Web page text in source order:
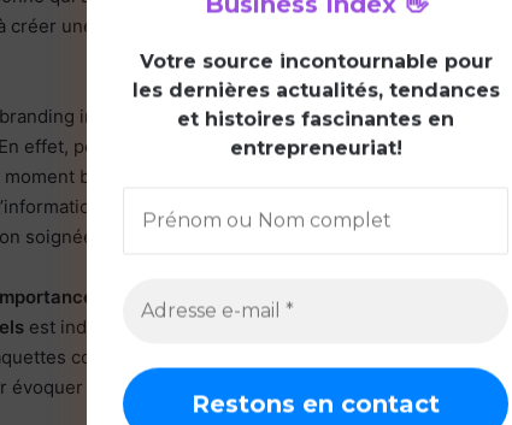
créer une relation de confiance au sein de votre
implique aussi que voussoignez votre
effet, peu importe le domaine dans lequel vous exercez,
besoin de communiquer avec des clients, de
ou de discuter avec d’autres professionnels. Et
soignée vous différencie des autres.
au développement de bons outils
est indispensable. En effet, qu’il s’agisse de cartes de
commerciales… Ceux-ci doivent être bien soignés
évoquer qui vous êtes et ce que vous faites.
Votre source incontournable pour
les dernières actualités, tendances
et histoires fascinantes en
entrepreneuriat!